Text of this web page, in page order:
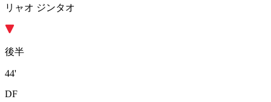
リャオ ジンタオ
後半
44'
DF